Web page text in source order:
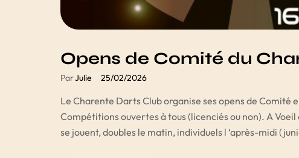
Opens de Comité du
ParJulie 25/02/2026
Le Charente Darts Club organise ses opens de Comité
Compétitions ouvertes à tous (licenciés ou non). A
se jouent, doubles le matin, individuels l ‘après-midi